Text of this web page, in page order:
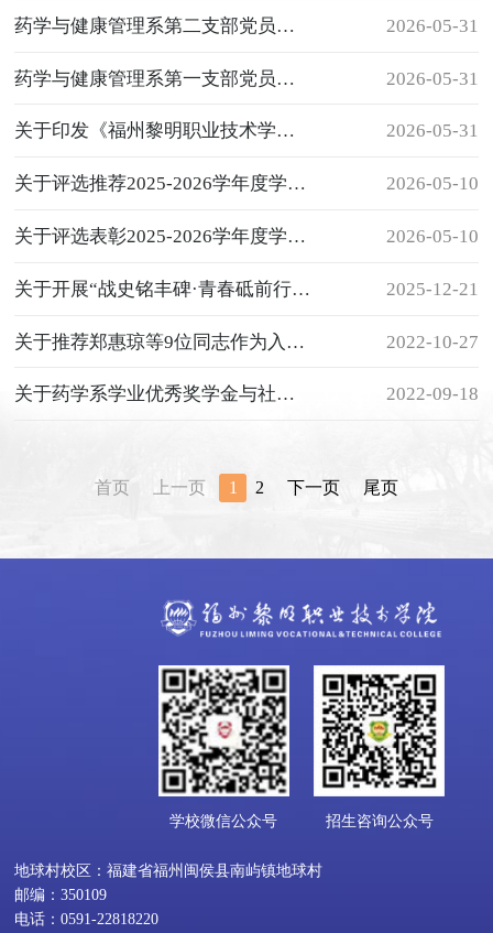
药学与健康管理系第二支部党员发展对象 2026-05-31
药学与健康管理系第一支部党员发展对象公示表 2026-05-31
关于印发《福州黎明职业技术学院药学与健康管理系新一届学生干部任职名单（试用）》 2026-05-31
关于评选推荐2025-2026学年度学院先进团支部、优秀共青团干部和优秀团员的公示 2026-05-10
关于评选表彰2025-2026学年度学院先进班集体和三好学生、优秀学生干部的公示 2026-05-10
关于开展“战史铭丰碑·青春砥前行”主题团课活动通知 2025-12-21
关于推荐郑惠琼等9位同志作为入党积极分子的公示 2022-10-27
关于药学系学业优秀奖学金与社会工作奖学金的公示 2022-09-18
首页 上一页 1 2 下一页 尾页
学校微信公众号 招生咨询公众号
地球村校区：福建省福州闽侯县南屿镇地球村
邮编：350109
电话：0591-22818220